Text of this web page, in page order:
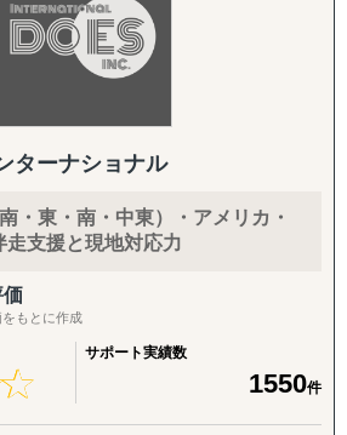
ターナショナル
・東・南・中東）・アメリカ・
走支援と現地対応力
価
もとに作成
★
★
サポート実績数
1550件